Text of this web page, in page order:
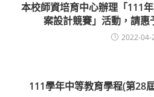
本校師資培育中心辦理「111
案設計競賽」活動，請惠
2022-04-
111學年中等教育學程(第28